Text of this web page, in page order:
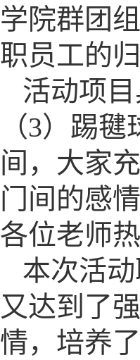
学院群团
职员工的
活动项
（3）踢
间，大家
门间的感
各位老师
本次活
又达到了
情，培养